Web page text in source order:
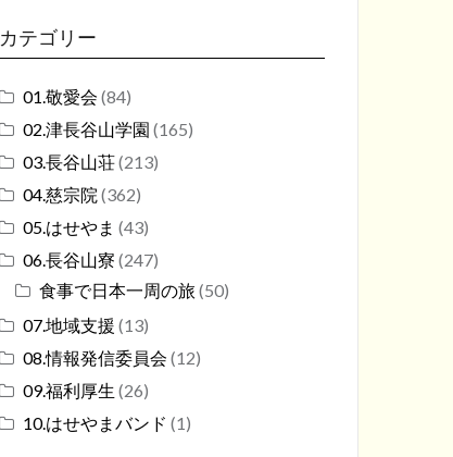
カテゴリー
01.敬愛会 (84)
02.津長谷山学園 (165)
03.長谷山荘(213)
04.慈宗院 (362)
05.はせやま (43)
06.長谷山寮 (247)
食事で日本一周の旅 (50)
07.地域支援 (13)
08.情報発信委員会 (12)
09.福利厚生 (26)
10.はせやまバンド (1)